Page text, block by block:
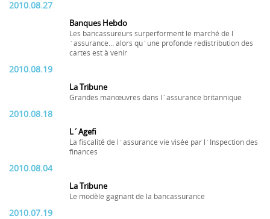
2010.08.27
Banques Hebdo
Les bancassureurs surperforment le marché de l
´assurance… alors qu´une profonde redistribution des
cartes est à venir
2010.08.19
La Tribune
Grandes manœuvres dans l´assurance britannique
2010.08.18
L´Agefi
La fiscalité de l´assurance vie visée par l´Inspection des
finances
2010.08.04
La Tribune
Le modèle gagnant de la bancassurance
2010.07.19